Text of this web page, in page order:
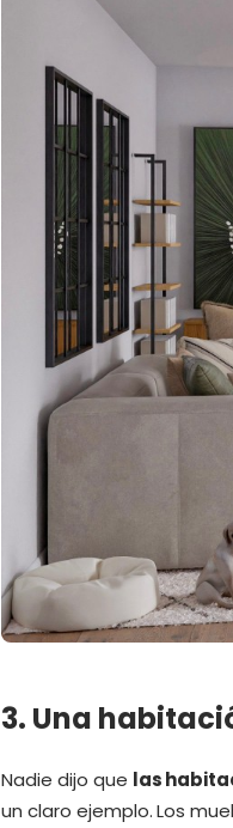
3. Una
Nadie dijo que las
un claro ejemplo. Los